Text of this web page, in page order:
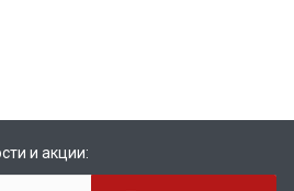
и акции: